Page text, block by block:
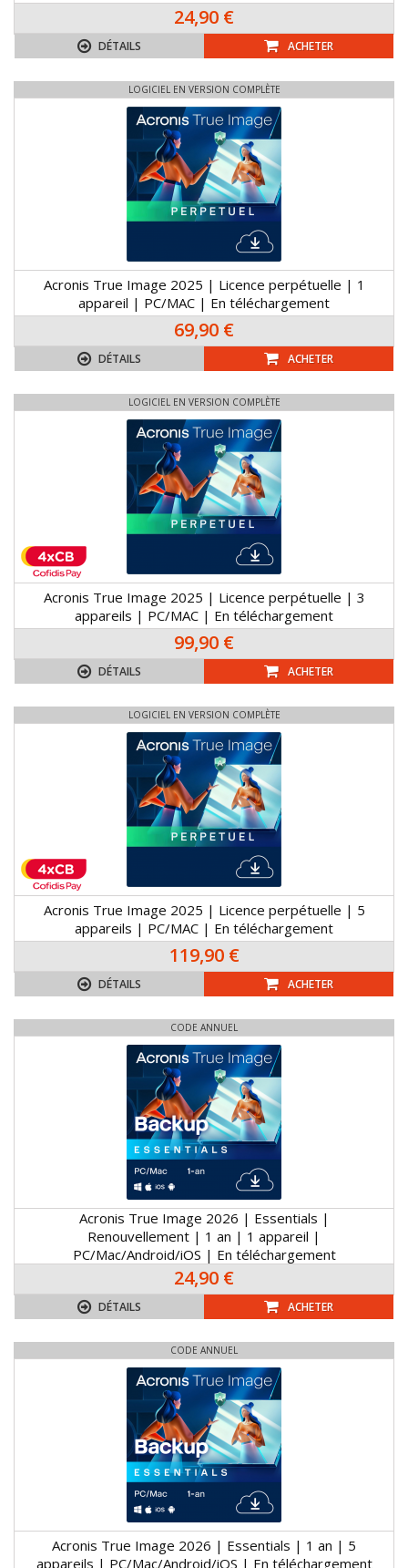
24,90 €
DÉTAILS ACHETER
LOGICIEL EN VERSION COMPLÈTE
Acronis True Image 2025 | Licence perpétuelle | 1
appareil | PC/MAC | En téléchargement
69,90 €
DÉTAILS ACHETER
LOGICIEL EN VERSION COMPLÈTE
Acronis True Image 2025 | Licence perpétuelle | 3
appareils | PC/MAC | En téléchargement
99,90 €
DÉTAILS ACHETER
LOGICIEL EN VERSION COMPLÈTE
Acronis True Image 2025 | Licence perpétuelle | 5
appareils | PC/MAC | En téléchargement
119,90 €
DÉTAILS ACHETER
CODE ANNUEL
Acronis True Image 2026 | Essentials |
Renouvellement | 1 an | 1 appareil |
PC/Mac/Android/iOS | En téléchargement
24,90 €
DÉTAILS ACHETER
CODE ANNUEL
Acronis True Image 2026 | Essentials | 1 an | 5
appareils | PC/Mac/Android/iOS | En téléchargement